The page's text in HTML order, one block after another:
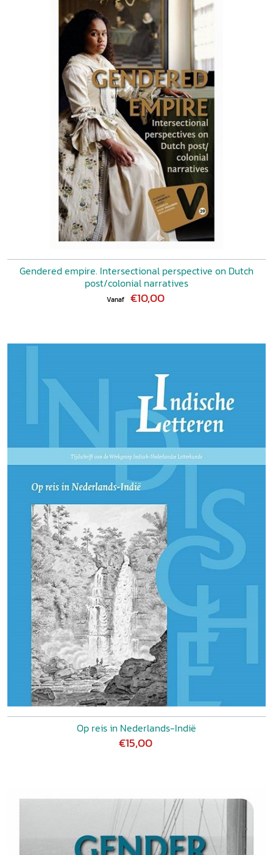
Gendered empire. Intersectional perspective on Dutch
post/colonial narratives
Vanaf €10,00
Op reis in Nederlands-Indië
€15,00